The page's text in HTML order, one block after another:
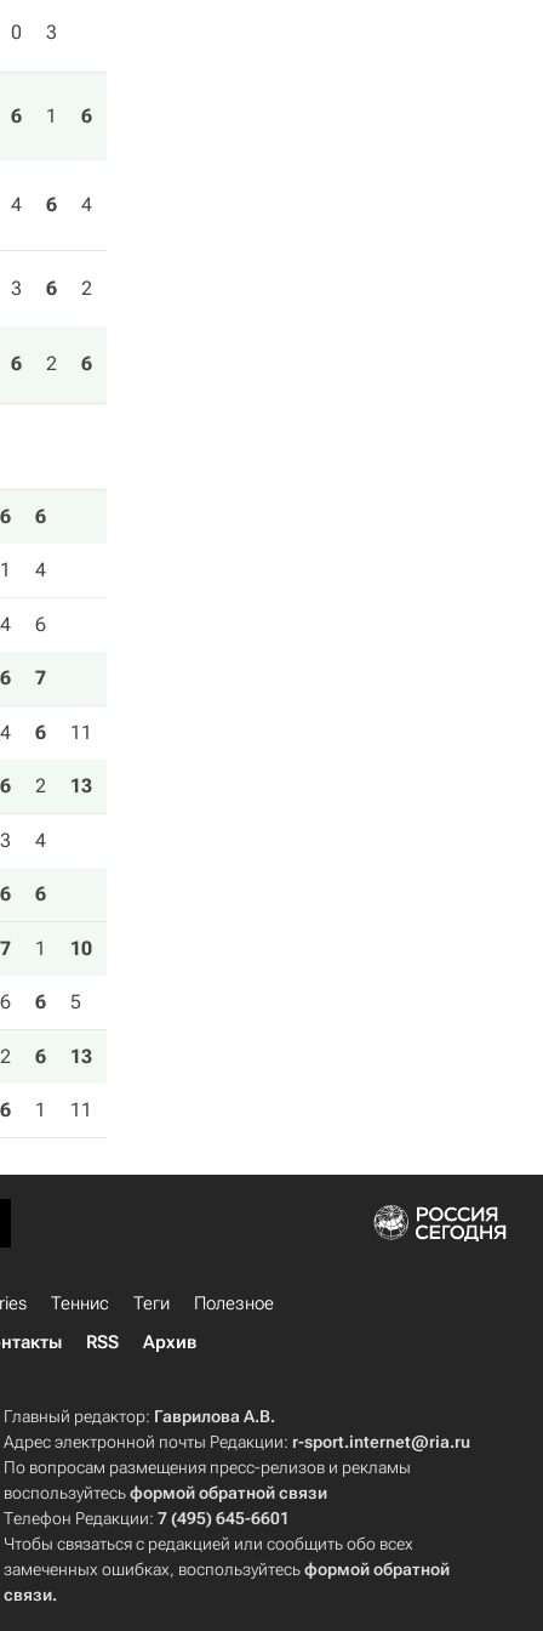
0 3
6 1 6
4 6 4
3 6 2
6 2 6
6 6
1 4
4 6
6 7
4 6 11
6 2 13
3 4
6 6
7 1 10
6 6 5
2 6 13
6 1 11
Теннис Теги
Полезное
RSS Архив
Главный редактор: Гаврилова А.В.
Адрес электронной почты Редакции: r-sport.internet@ria.ru
По вопросам размещения пресс-релизов и рекламы
воспользуйтесьформой обратной связи
Телефон Редакции:7 (495) 645-6601
Чтобы связаться с редакцией или сообщить обо всех
замеченных ошибках, воспользуйтесьформой обратной
связи.